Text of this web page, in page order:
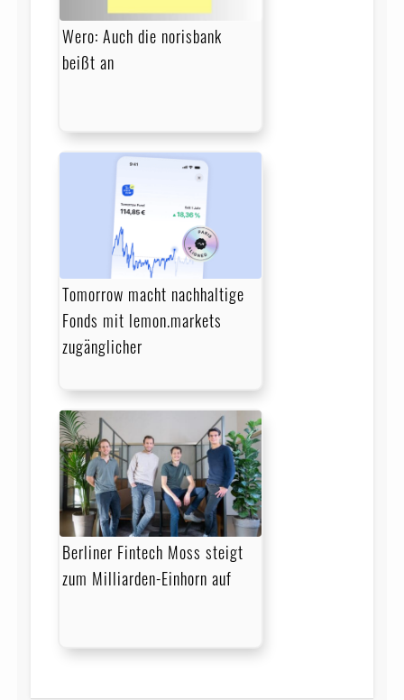
Wero: Auch die norisbank
beißt an
Tomorrow macht nachhaltige
Fonds mit lemon.markets
zugänglicher
Berliner Fintech Moss steigt
zum Milliarden-Einhorn auf